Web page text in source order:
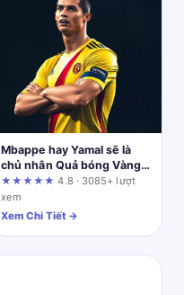
Mbappe hay Yamal sẽ là
chủ nhân Quả bóng Vàng
tiếp theo? 7mcn dự đoán
★★★★★4.8 · 3085+ lượt
xem
Xem Chi Tiết →